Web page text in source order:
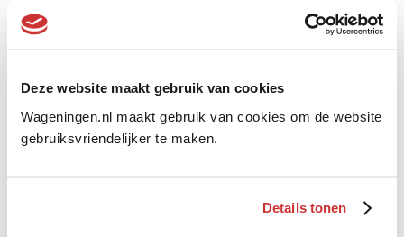
Deze website maakt gebruik van cookies
Wageningen.nl maakt gebruik van cookies om de website
gebruiksvriendelijker te maken.
Details tonen
Nappies and incontinence material
I don’t want advertising leaflets in my